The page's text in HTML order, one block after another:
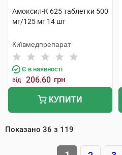
Амоксил-К 625 таблетки 500
мг/125 мг 14 шт
Київмедпрепарат
Є в наявності
від 206.60 грн
КУПИТИ
Показано 36 з 119